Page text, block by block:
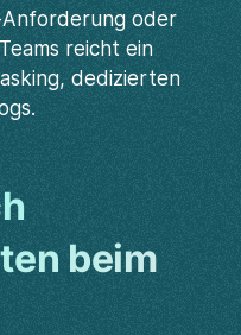
Anforderung oder
reicht ein
dedizierten
beim